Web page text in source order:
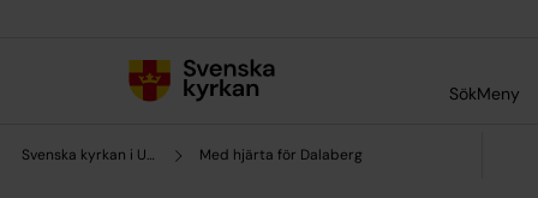
SökMeny
Svenska kyrkan i Uddevalla Med hjärta för Dalaberg